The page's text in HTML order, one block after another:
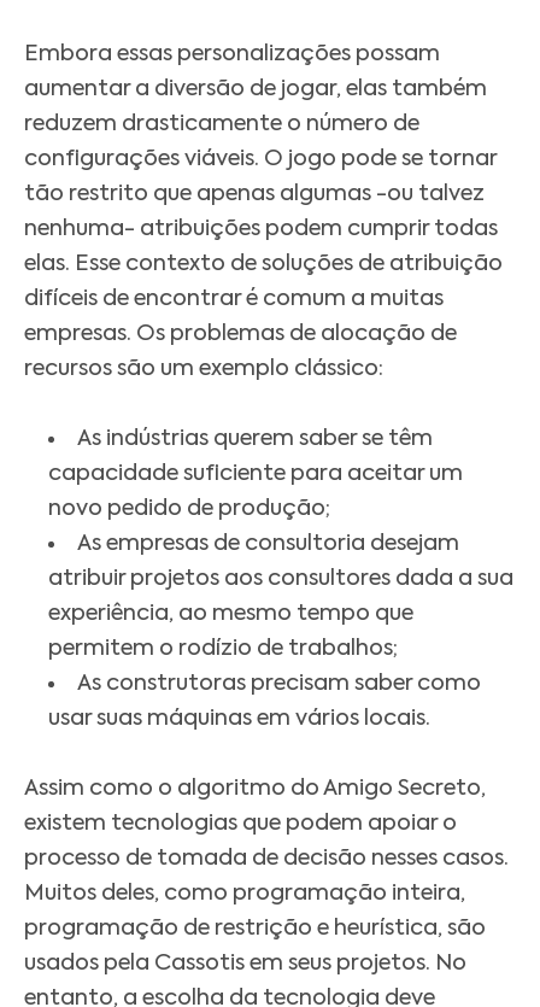
Embora essas personalizações possam
aumentar a diversão de jogar, elas também
reduzem drasticamente o número de
configurações viáveis. O jogo pode se tornar
tão restrito que apenas algumas -ou talvez
nenhuma- atribuições podem cumprir todas
elas. Esse contexto de soluções de atribuição
difíceis de encontrar é comum a muitas
empresas. Os problemas de alocação de
recursos são um exemplo clássico:
As indústrias querem saber se têm
capacidade suficiente para aceitar um
novo pedido de produção;
As empresas de consultoria desejam
atribuir projetos aos consultores dada a sua
experiência, ao mesmo tempo que
permitem o rodízio de trabalhos;
As construtoras precisam saber como
usar suas máquinas em vários locais.
Assim como o algoritmo do Amigo Secreto,
existem tecnologias que podem apoiar o
processo de tomada de decisão nesses casos.
Muitos deles, como programação inteira,
programação de restrição e heurística, são
usados ​​pela Cassotis em seus projetos. No
entanto, a escolha da tecnologia deve